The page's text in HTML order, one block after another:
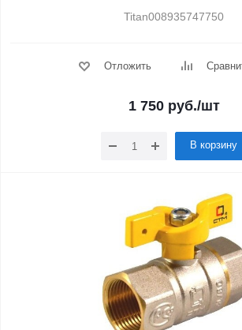
Titan008935747750
Отложить
1 750руб./шт
В корзину